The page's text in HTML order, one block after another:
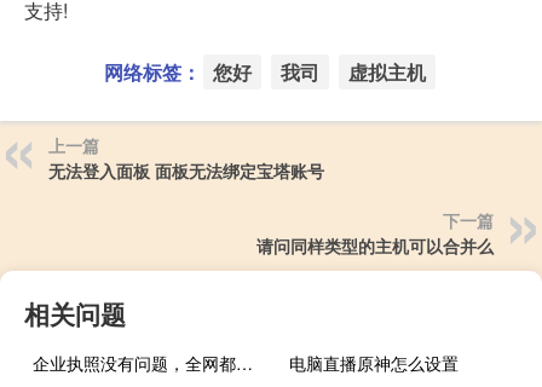
支持!
网络标签： 您好 我司 虚拟主机
上一篇
无法登入面板 面板无法绑定宝塔账号
下一篇
请问同样类型的主机可以合并么
相关问题
企业执照没有问题，全网都可以查询 为何审核失败
电脑直播原神怎么设置